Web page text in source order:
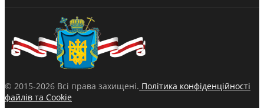
© 2015-2026 Всі права захищені. Політика конфіденційності
файлів та Cookie